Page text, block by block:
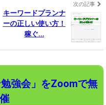
次の記事
キーワードプランナ
ーの正しい使い方！
稼ぐ...
強会」をZoomで無